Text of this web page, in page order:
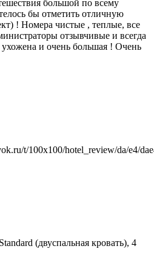
большой по всему
бы отметить отличную
! Номера чистые , теплые, все
отзывчивые и всегда
ухожена и очень большая ! Очень
(двуспальная кровать), 4